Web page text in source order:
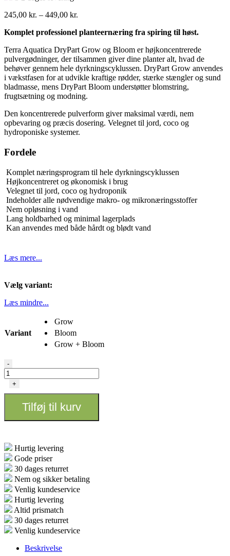
245,00 kr. – 449,00 kr.
til
Komplet professionel planteernæring fra spiring til høst.
Terra Aquatica DryPart Grow og Bloom er højkoncentrerede
pulvergødninger, der tilsammen giver dine planter alt, hvad de
behøver gennem hele dyrkningscyklussen. DryPart Grow anvendes
i vækstfasen for at udvikle kraftige rødder, stærke stængler og sund
bladmasse, mens DryPart Bloom understøtter blomstring,
frugtsætning og modning.
Den koncentrerede pulverform giver maksimal værdi, nem
opbevaring og præcis dosering. Velegnet til jord, coco og
hydroponiske systemer.
Fordele
Komplet næringsprogram til hele dyrkningscyklussen
Højkoncentreret og økonomisk i brug
Velegnet til jord, coco og hydroponik
Indeholder alle nødvendige makro- og mikronæringsstoffer
Nem opløsning i vand
Lang holdbarhed og minimal lagerplads
Kan anvendes med både hårdt og blødt vand
Læs mere...
Vælg variant:
Læs mindre...
Variant
Grow
Bloom
Grow + Bloom
DryPart
grow
og
Terra
-
+
Tilføj til kurv
Hurtig levering
Gode priser
30 dages returret
Nem og sikker betaling
Venlig kundeservice
Hurtig levering
Altid prismatch
30 dages returret
Venlig kundeservice
Beskrivelse